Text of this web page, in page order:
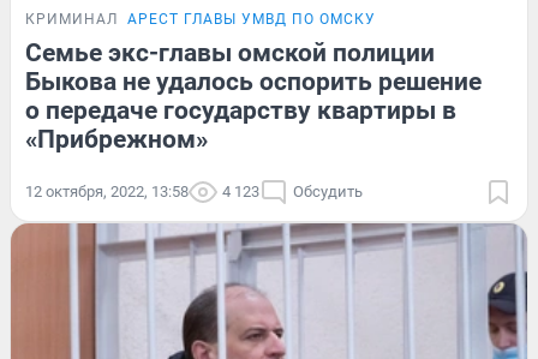
КРИМИНАЛ АРЕСТ ГЛАВЫ УМВД ПО ОМСКУ
Семье экс-главы омской полиции
Быкова не удалось оспорить решение
о передаче государству квартиры в
«Прибрежном»
12 октября, 2022, 13:58 4 123 Обсудить